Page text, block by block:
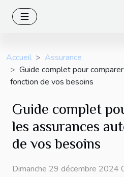
Accueil
Assurance
Guide complet pour
fonction de vos besoins
Guide complet
les assurances
de vos besoins
Dimanche 29 décembre 2024